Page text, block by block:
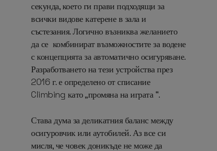
секунда, което ги прави подходящи за
всички видове катерене в зала и
състезания. Логично възниква желанието
да се комбинират възможностите за водене
с концепцията за автоматично осигуряване.
Разработването на тези устройства през
2016 г. е определено от списание
Climbing като „промяна на играта “.
Става дума за деликатния баланс между
осигуровчик или аутобилей. Аз все си
мисля, че човек доникъде не може да